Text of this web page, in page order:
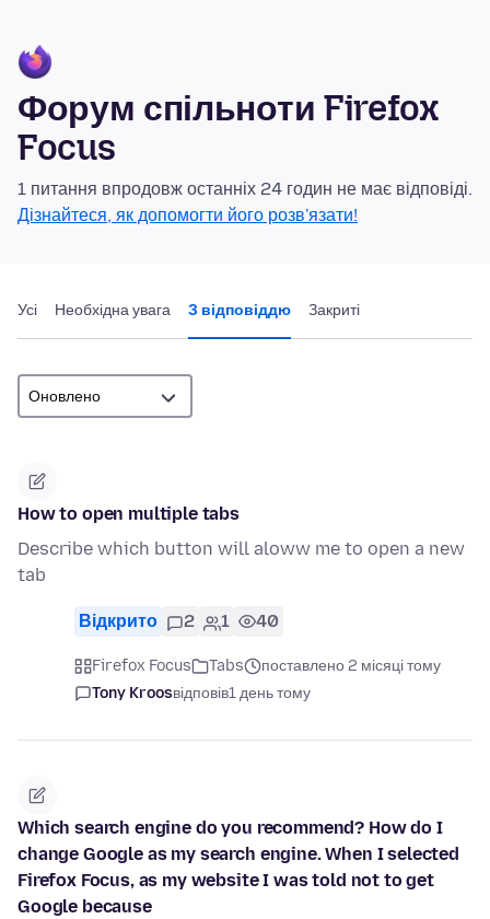
Форум спільноти Firefox
Focus
1 питання впродовж останніх 24 годин не має відповіді.
Дізнайтеся, як допомогти його розв'язати!
Усі Необхідна увага З відповіддю Закриті
How to open multiple tabs
Describe which button will aloww me to open a new
tab
Відкрито 2 1 40
Firefox Focus Tabs
поставлено 2 місяці тому
Tony Kroosвідповів1 день тому
Which search engine do you recommend? How do I
change Google as my search engine. When I selected
Firefox Focus, as my website I was told not to get
Google because